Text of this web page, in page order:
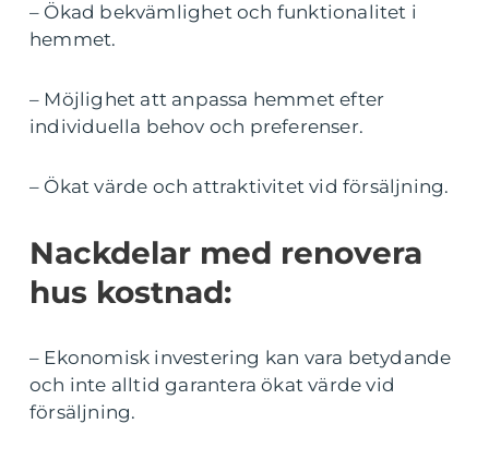
– Ökad bekvämlighet och funktionalitet i
hemmet.
– Möjlighet att anpassa hemmet efter
individuella behov och preferenser.
– Ökat värde och attraktivitet vid försäljning.
Nackdelar med renovera
hus kostnad:
– Ekonomisk investering kan vara betydande
och inte alltid garantera ökat värde vid
försäljning.